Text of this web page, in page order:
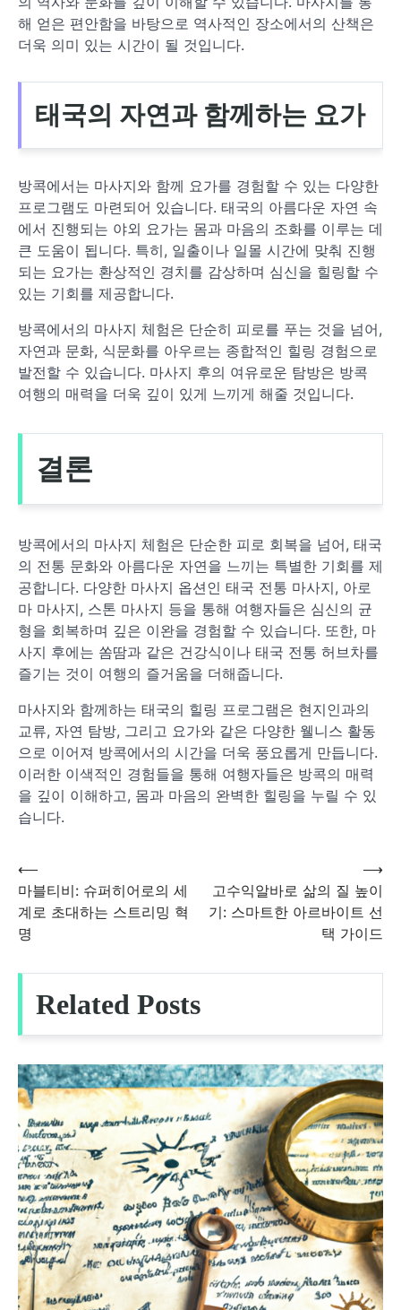
해 얻은 편안함을 바탕으로 역사적인 장소에서의 산책은
더욱 의미 있는 시간이 될 것입니다.
태국의 자연과 함께하는 요가
방콕에서는 마사지와 함께 요가를 경험할 수 있는 다양한
프로그램도 마련되어 있습니다. 태국의 아름다운 자연 속
에서 진행되는 야외 요가는 몸과 마음의 조화를 이루는 데
큰 도움이 됩니다. 특히, 일출이나 일몰 시간에 맞춰 진행
되는 요가는 환상적인 경치를 감상하며 심신을 힐링할 수
있는 기회를 제공합니다.
방콕에서의 마사지 체험은 단순히 피로를 푸는 것을 넘어,
자연과 문화, 식문화를 아우르는 종합적인 힐링 경험으로
발전할 수 있습니다. 마사지 후의 여유로운 탐방은 방콕
여행의 매력을 더욱 깊이 있게 느끼게 해줄 것입니다.
결론
방콕에서의 마사지 체험은 단순한 피로 회복을 넘어, 태국
의 전통 문화와 아름다운 자연을 느끼는 특별한 기회를 제
공합니다. 다양한 마사지 옵션인 태국 전통 마사지, 아로
마 마사지, 스톤 마사지 등을 통해 여행자들은 심신의 균
형을 회복하며 깊은 이완을 경험할 수 있습니다. 또한, 마
사지 후에는 쏨땀과 같은 건강식이나 태국 전통 허브차를
즐기는 것이 여행의 즐거움을 더해줍니다.
마사지와 함께하는 태국의 힐링 프로그램은 현지인과의
교류, 자연 탐방, 그리고 요가와 같은 다양한 웰니스 활동
으로 이어져 방콕에서의 시간을 더욱 풍요롭게 만듭니다.
이러한 이색적인 경험들을 통해 여행자들은 방콕의 매력
을 깊이 이해하고, 몸과 마음의 완벽한 힐링을 누릴 수 있
습니다.
글
색
⟵
마블티비: 슈퍼히어로의 세
계로 초대하는 스트리밍 혁
명
고수익알바로 삶의 질 높이
기: 스마트한 아르바이트 선
택 가이드
⟶
Related Posts